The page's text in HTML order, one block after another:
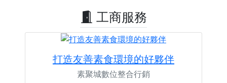
工商服務
打造友善素食環境的好夥伴
素聚城數位整合行銷